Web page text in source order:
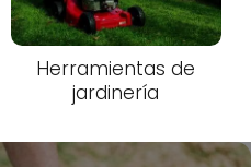
Herramientas de
jardinería